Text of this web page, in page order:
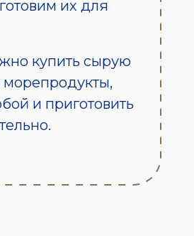
их для
купить сырую
и приготовить